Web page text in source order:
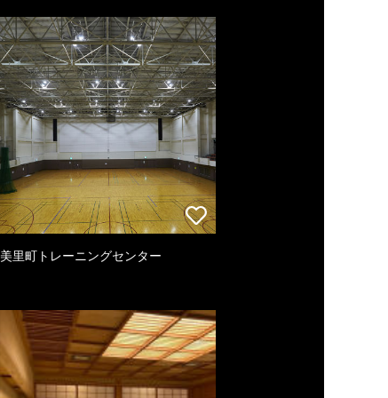
美里町トレーニングセンター